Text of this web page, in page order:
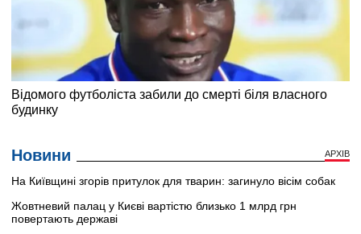
Новини АРХІВ
На Київщині згорів притулок для тварин: загинуло вісім собак
Жовтневий палац у Києві вартістю близько 1 млрд грн
повертають державі